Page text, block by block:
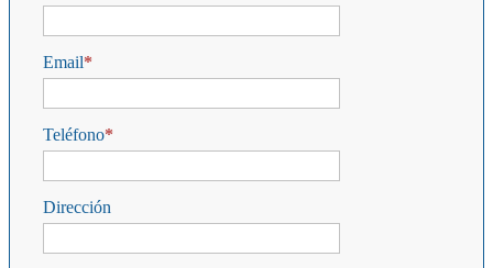
Email
Teléfono
Dirección